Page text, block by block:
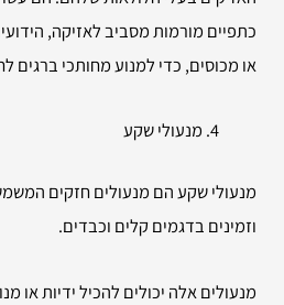
כתפיים מורמות מסביב לאזיקה,
או מכוסים, כדי למנוע מחותכי ברגים
מנעולי שקע
מנעולי שקע הם מנעולים חזקים
וזמינים בדגמים קלים וכבדים.
מנעולים אלה יכולים להכיל ידיות או